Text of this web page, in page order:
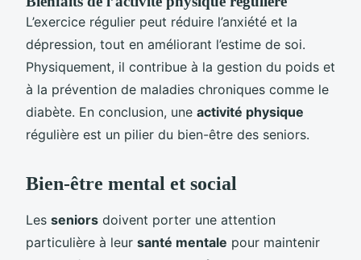
L’exercice régulier peut réduire l’anxiété et la
dépression, tout en améliorant l’estime de soi.
Physiquement, il contribue à la gestion du poids et
à la prévention de maladies chroniques comme le
diabète. En conclusion, une activité physique
régulière est un pilier du bien-être des seniors.
Bien-être mental et social
Les seniors doivent porter une attention
particulière à leur santé mentale pour maintenir